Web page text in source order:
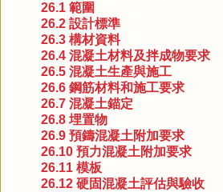
26.1 範圍
26.2 設計標準
26.3 構材資料
26.4 混凝土材料及拌成物要求
26.5 混凝土生產與施工
26.6 鋼筋材料和施工要求
26.7 混凝土錨定
26.8 埋置物
26.9 預鑄混凝土附加要求
26.10 預力混凝土附加要求
26.11 模板
26.12 硬固混凝土評估與驗收